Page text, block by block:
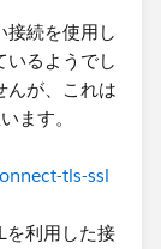
接続を使用し
いるようでし
んが、これは
ます。
tls-ssl
を利用した接